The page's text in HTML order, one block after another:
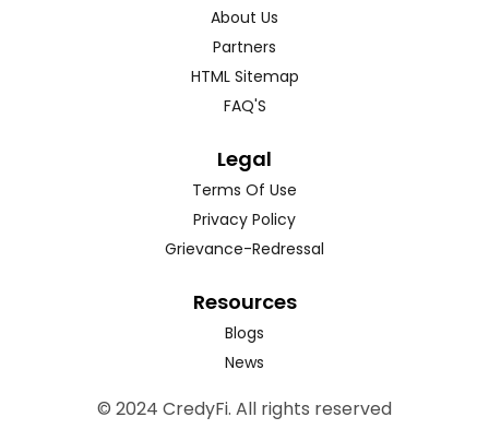
About Us
Partners
HTML Sitemap
FAQ'S
Legal
Terms Of Use
Privacy Policy
Grievance-Redressal
Resources
Blogs
News
© 2024 CredyFi. All rights reserved